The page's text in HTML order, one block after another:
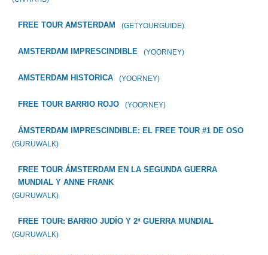
FREE TOUR AMSTERDAM (GETYOURGUIDE)
AMSTERDAM IMPRESCINDIBLE (YOORNEY)
AMSTERDAM HISTORICA (YOORNEY)
FREE TOUR BARRIO ROJO (YOORNEY)
ÁMSTERDAM IMPRESCINDIBLE: EL FREE TOUR #1 DE OSO
(GURUWALK)
FREE TOUR ÁMSTERDAM EN LA SEGUNDA GUERRA
MUNDIAL Y ANNE FRANK
(GURUWALK)
FREE TOUR: BARRIO JUDÍO Y 2ª GUERRA MUNDIAL
(GURUWALK)